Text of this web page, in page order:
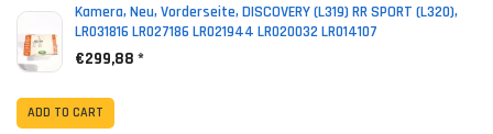
Kamera, Neu, Vorderseite, DISCOVERY (L319) RR SPORT (L320),
LR031816 LR027186 LR021944 LR020032 LR014107
€299,88 *
ADD TO CART
Abonniere jetzt unseren Newsletter und erhalte per E-
Mail regelmäßig Infos regelmäßig Infos und exklusive